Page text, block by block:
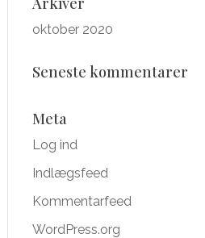
oktober 2020
Seneste kommentarer
Meta
Log ind
Indlægsfeed
Kommentarfeed
WordPress.org